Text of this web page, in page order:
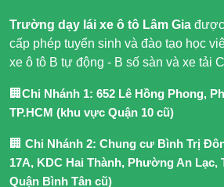
Trường dạy lái xe ô tô Lâm Gia
cấp phép tuyển sinh và đào tạo học
xe ô tô B tự động - B số sàn và xe tải
🏢 Chi Nhánh 1: 652 Lê Hồng Phong,
TP.HCM (khu vực Quận 10 cũ)
🏢 Chi Nhánh 2: Chung cư Bình Trị
17A, KDC Hai Thành, Phường An Lạc,
Quận Bình Tân cũ)